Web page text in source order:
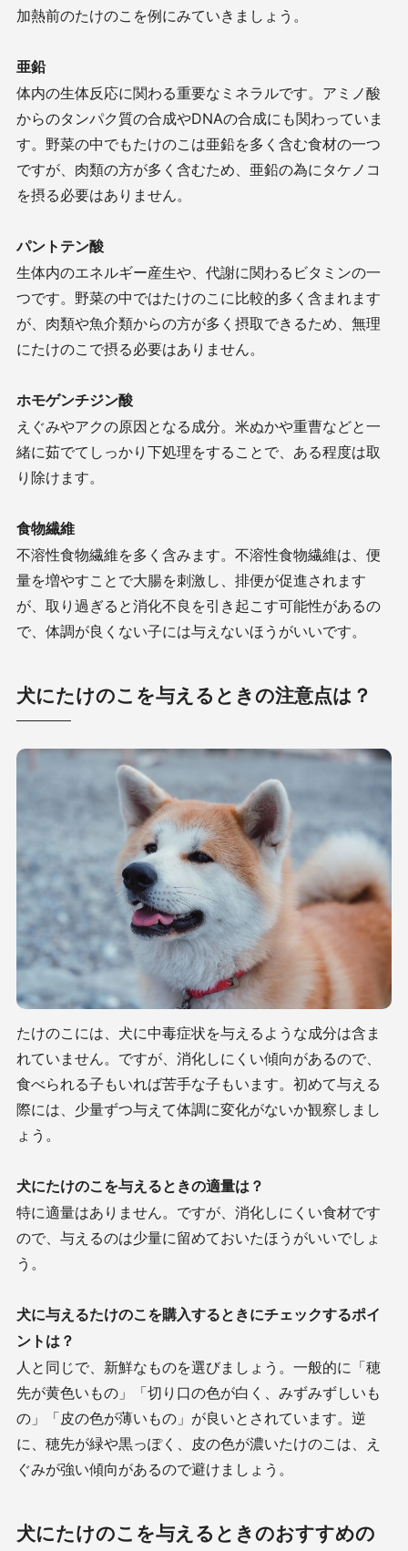
加熱前のたけのこを例にみていきましょう。
亜鉛
体内の生体反応に関わる重要なミネラルです。アミノ酸
からのタンパク質の合成やDNAの合成にも関わっていま
す。野菜の中でもたけのこは亜鉛を多く含む食材の一つ
ですが、肉類の方が多く含むため、亜鉛の為にタケノコ
を摂る必要はありません。
パントテン酸
生体内のエネルギー産生や、代謝に関わるビタミンの一
つです。野菜の中ではたけのこに比較的多く含まれます
が、肉類や魚介類からの方が多く摂取できるため、無理
にたけのこで摂る必要はありません。
ホモゲンチジン酸
えぐみやアクの原因となる成分。米ぬかや重曹などと一
緒に茹でてしっかり下処理をすることで、ある程度は取
り除けます。
食物繊維
不溶性食物繊維を多く含みます。不溶性食物繊維は、便
量を増やすことで大腸を刺激し、排便が促進されます
が、取り過ぎると消化不良を引き起こす可能性があるの
で、体調が良くない子には与えないほうがいいです。
犬にたけのこを与えるときの注意点は？
たけのこには、犬に中毒症状を与えるような成分は含ま
れていません。ですが、消化しにくい傾向があるので、
食べられる子もいれば苦手な子もいます。初めて与える
際には、少量ずつ与えて体調に変化がないか観察しまし
ょう。
犬にたけのこを与えるときの適量は？
特に適量はありません。ですが、消化しにくい食材です
ので、与えるのは少量に留めておいたほうがいいでしょ
う。
犬に与えるたけのこを購入するときにチェックするポイ
ントは？
人と同じで、新鮮なものを選びましょう。一般的に「穂
先が黄色いもの」「切り口の色が白く、みずみずしいも
の」「皮の色が薄いもの」が良いとされています。逆
に、穂先が緑や黒っぽく、皮の色が濃いたけのこは、え
ぐみが強い傾向があるので避けましょう。
犬にたけのこを与えるときのおすすめの